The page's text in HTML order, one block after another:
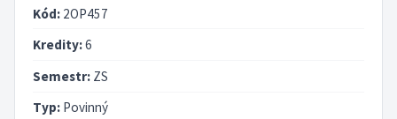
Kód: 2OP457
Kredity:6
Semestr: ZS
Typ: Povinný